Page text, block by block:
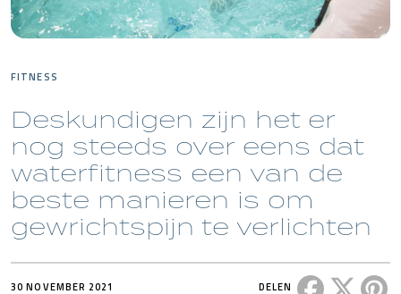
FITNESS
Deskundigen zijn het er
nog steeds over eens dat
waterfitness een van de
beste manieren is om
gewrichtspijn te verlichten
30 NOVEMBER 2021 DELEN Deel ditDeel